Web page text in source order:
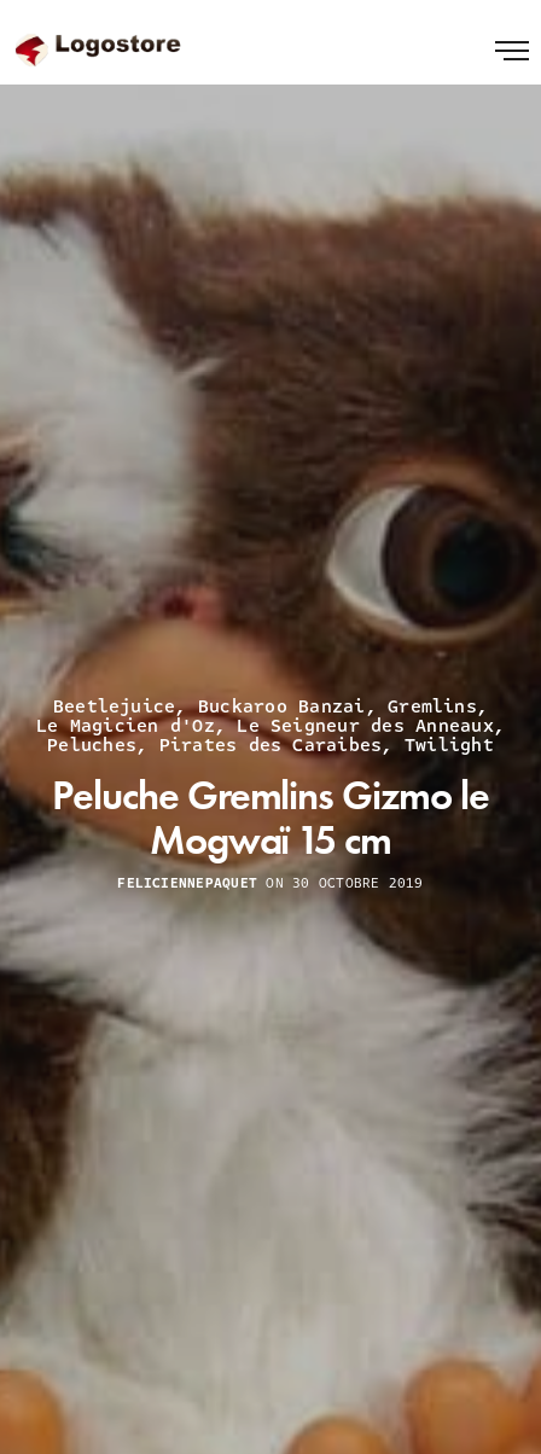
Beetlejuice,Buckaroo Banzai,Gremlins,
Le Magicien d'Oz,Le Seigneur des Anneaux,
Peluches, Pirates des Caraibes, Twilight
Peluche Gremlins Gizmo le
Mogwaï 15 cm
FELICIENNEPAQUET ON 30 OCTOBRE 2019